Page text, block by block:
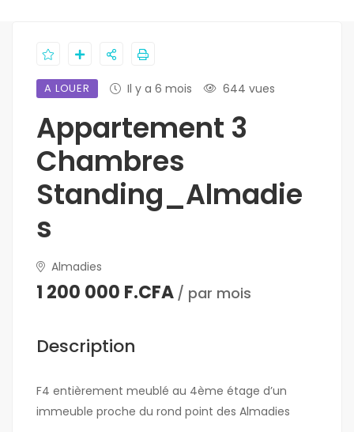
A LOUER Il y a 6 mois 644 vues
Appartement 3
Chambres
Standing_Almadie
s
Almadies
1 200 000 F.CFA / par mois
Description
F4 entièrement meublé au 4ème étage d’un
immeuble proche du rond point des Almadies